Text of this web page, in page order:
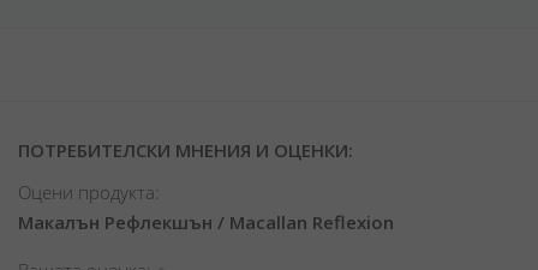
ПОТРЕБИТЕЛСКИ МНЕНИЯ И ОЦЕНКИ:
Оцени продукта:
Макалън Рефлекшън / Macallan Reflexion